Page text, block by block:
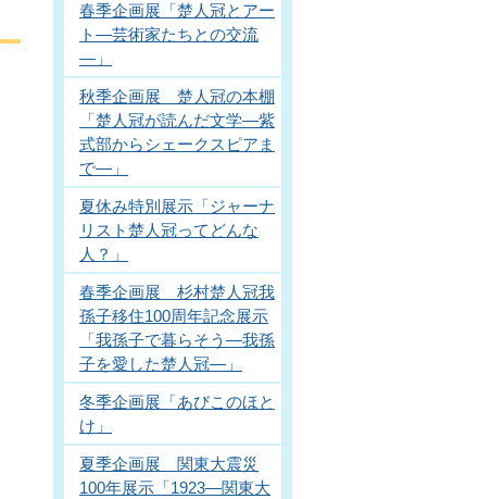
春季企画展「楚人冠とアー
ト―芸術家たちとの交流
―」
秋季企画展 楚人冠の本棚
「楚人冠が読んだ文学―紫
式部からシェークスピアま
で―」
夏休み特別展示「ジャーナ
リスト楚人冠ってどんな
人？」
春季企画展 杉村楚人冠我
孫子移住100周年記念展示
「我孫子で暮らそう―我孫
子を愛した楚人冠―」
冬季企画展「あびこのほと
け」
夏季企画展 関東大震災
100年展示「1923―関東大